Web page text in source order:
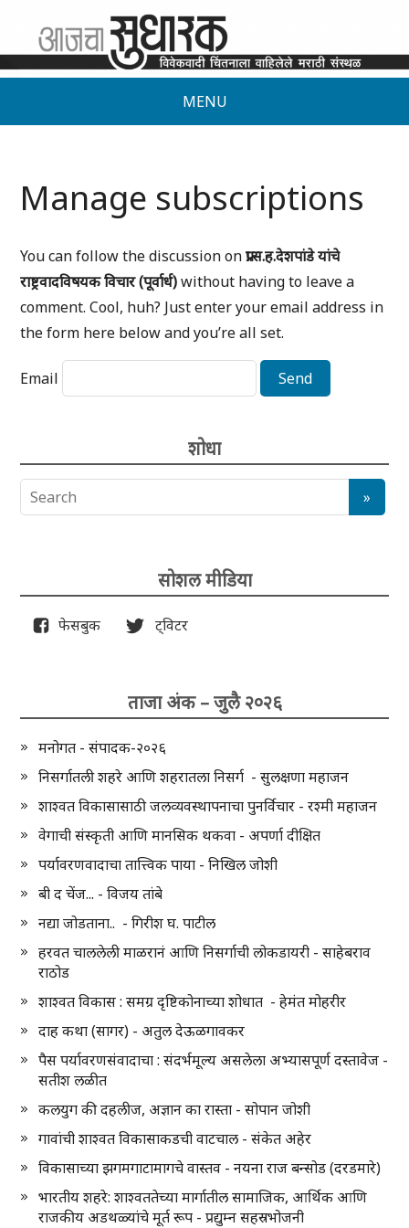
MENU
Manage subscriptions
You can follow the discussion onप्रा.स.ह.देशपांडे यांचे
राष्ट्रवादविषयक विचार (पूर्वार्ध)without having to leave a
comment. Cool, huh? Just enter your email address in
the form here below and you’re all set.
Email
शोधा
सोशल मीडिया
फेसबुक ट्विटर
ताजा अंक – जुलै २०२६
मनोगत - संपादक-२०२६
निसर्गातली शहरे आणि शहरातला निसर्ग - सुलक्षणा महाजन
शाश्वत विकासासाठी जलव्यवस्थापनाचा पुनर्विचार - रश्मी महाजन
वेगाची संस्कृती आणि मानसिक थकवा - अपर्णा दीक्षित
पर्यावरणवादाचा तात्त्विक पाया - निखिल जोशी
बी द चेंज... - विजय तांबे
नद्या जोडताना.. - गिरीश घ. पाटील
हरवत चाललेली माळरानं आणि निसर्गाची लोकडायरी - साहेबराव
राठोड
शाश्वत विकास : समग्र दृष्टिकोनाच्या शोधात - हेमंत मोहरीर
दाह कथा (सागर) - अतुल देऊळगावकर
पैस पर्यावरणसंवादाचा : संदर्भमूल्य असलेला अभ्यासपूर्ण दस्तावेज -
सतीश लळीत
कलयुग की दहलीज, अज्ञान का रास्ता - सोपान जोशी
गावांची शाश्वत विकासाकडची वाटचाल - संकेत अहेर
विकासाच्या झगमगाटामागचे वास्तव - नयना राज बन्सोड (दरडमारे)
भारतीय शहरे: शाश्वततेच्या मार्गातील सामाजिक, आर्थिक आणि
राजकीय अडथळ्यांचे मूर्त रूप - प्रद्युम्न सहस्रभोजनी